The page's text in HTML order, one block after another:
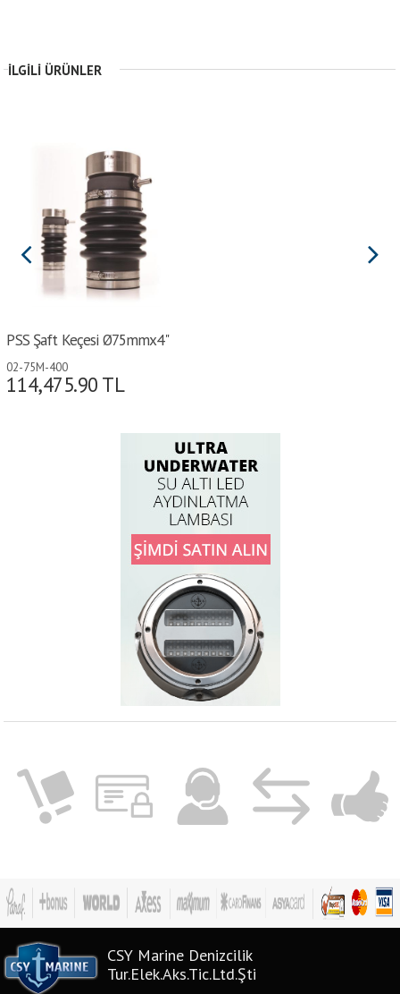
İLGILI ÜRÜNLER
PSS Şaft Keçesi Ø75mmx4"
02-75M-400
114,475.90 TL
CSY Marine Denizcilik
Tur.Elek.Aks.Tic.Ltd.Şti